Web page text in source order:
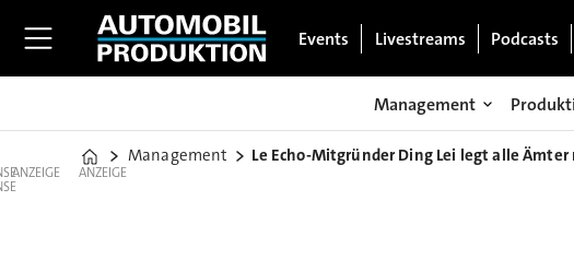
Events Livestreams Podcasts
Management
Home
Management Le Echo-Mitgründer Ding Lei legt alle Ämter
ANZEIGE ANZEIGE